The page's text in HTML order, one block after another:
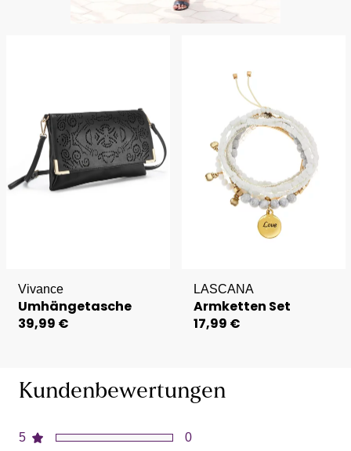
Vivance
Umhängetasche
39,99 €
LASCANA
Armketten Set
17,99 €
Kundenbewertungen
5
0